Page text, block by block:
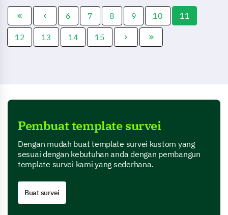
6 7 8 9 10 11
12 13 14 15
Pembuat template survei
Dengan mudah buat template survei kustom yang
sesuai dengan kebutuhan anda dengan pembangun
template survei kami yang sederhana.
Buat survei